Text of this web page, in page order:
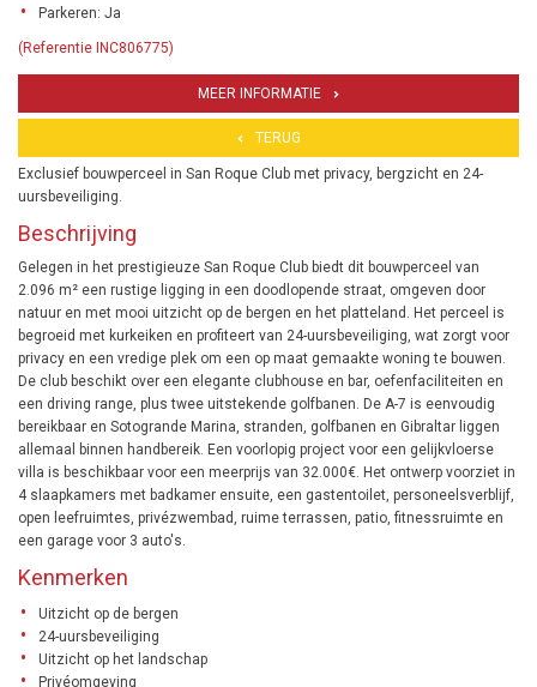
Parkeren: Ja
(Referentie INC806775)
MEER INFORMATIE
TERUG
Exclusief bouwperceel in San Roque Club met privacy, bergzicht en 24-
uursbeveiliging.
Beschrijving
Gelegen in het prestigieuze San Roque Club biedt dit bouwperceel van
2.096 m² een rustige ligging in een doodlopende straat, omgeven door
natuur en met mooi uitzicht op de bergen en het platteland. Het perceel is
begroeid met kurkeiken en profiteert van 24-uursbeveiliging, wat zorgt voor
privacy en een vredige plek om een op maat gemaakte woning te bouwen.
De club beschikt over een elegante clubhouse en bar, oefenfaciliteiten en
een driving range, plus twee uitstekende golfbanen. De A-7 is eenvoudig
bereikbaar en Sotogrande Marina, stranden, golfbanen en Gibraltar liggen
allemaal binnen handbereik. Een voorlopig project voor een gelijkvloerse
villa is beschikbaar voor een meerprijs van 32.000€. Het ontwerp voorziet in
4 slaapkamers met badkamer ensuite, een gastentoilet, personeelsverblijf,
open leefruimtes, privézwembad, ruime terrassen, patio, fitnessruimte en
een garage voor 3 auto's.
Kenmerken
Uitzicht op de bergen
24-uursbeveiliging
Uitzicht op het landschap
Privéomgeving